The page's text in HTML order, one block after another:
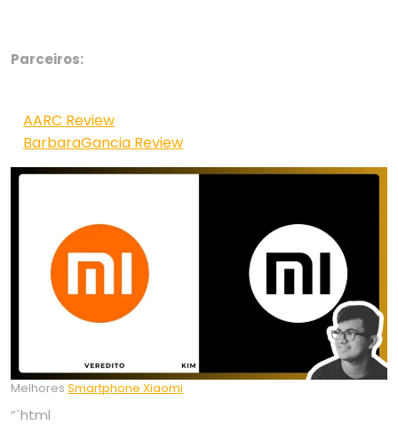
Parceiros:
AARC Review
BarbaraGancia Review
Melhores Smartphone Xiaomi
“`html